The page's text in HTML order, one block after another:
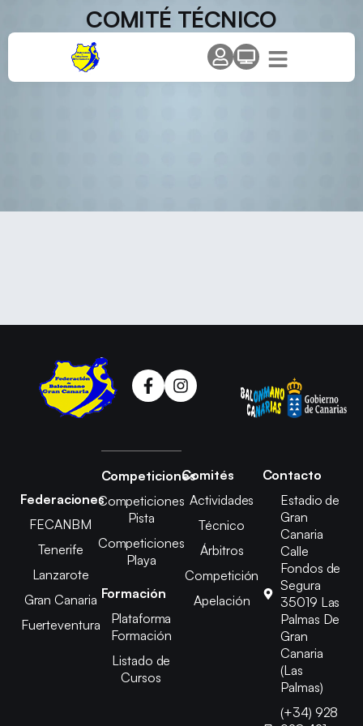
COMITÉ TÉCNICO
Federaciones
FECANBM
Tenerife
Lanzarote
Gran Canaria
Fuerteventura
Competiciones
Competiciones
Pista
Competiciones
Playa
Formación
Plataforma
Formación
Listado de
Cursos
Comités
Actividades
Técnico
Árbitros
Competición
Apelación
Contacto
Estadio de
Gran
Canaria
Calle
Fondos de
Segura
35019 Las
Palmas De
Gran
Canaria
(Las
Palmas)
(+34) 928